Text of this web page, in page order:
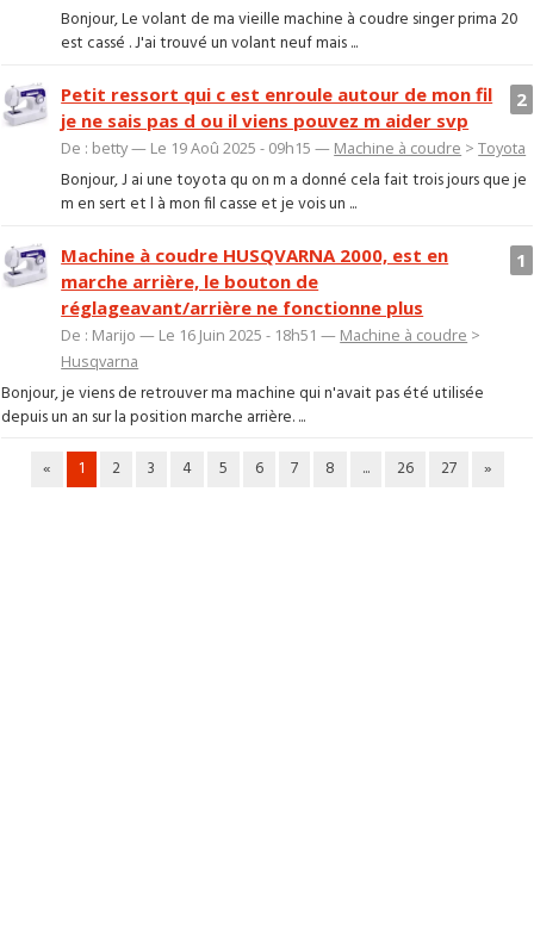
Bonjour, Le volant de ma vieille machine à coudre singer prima 20
est cassé . J'ai trouvé un volant neuf mais ...
2
Petit ressort qui c est enroule autour de mon fil
je ne sais pas d ou il viens pouvez m aider svp
De : betty — Le 19 Aoû 2025 - 09h15 — Machine à coudre >Toyota
Bonjour, J ai une toyota qu on m a donné cela fait trois jours que je
m en sert et l à mon fil casse et je vois un ...
1
Machine à coudre HUSQVARNA 2000, est en
marche arrière, le bouton de
réglageavant/arrière ne fonctionne plus
De : Marijo — Le 16 Juin 2025 - 18h51 — Machine à coudre >
Husqvarna
Bonjour, je viens de retrouver ma machine qui n'avait pas été utilisée
depuis un an sur la position marche arrière. ...
« 1 2 3 4 5 6 7 8 ... 26 27 »